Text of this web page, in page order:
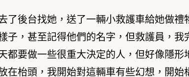
了後台找她，送了一輛小救護車給她做禮
子，甚至記得他們的名字，但救護員，我
都要做一些很重大決定的人，但好像隱形
在枱頭，我開始對這輛車有些幻想，開始